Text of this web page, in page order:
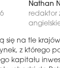
Nathan
redaktor
się na tle
z którego
kapitału